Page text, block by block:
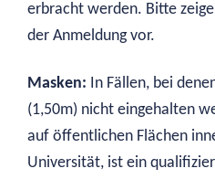
erbracht werden. Bitte
der Anmeldung vor.
Masken: In Fällen, bei
(1,50m) nicht eingehalten
auf öffentlichen Flächen
Universität, ist ein